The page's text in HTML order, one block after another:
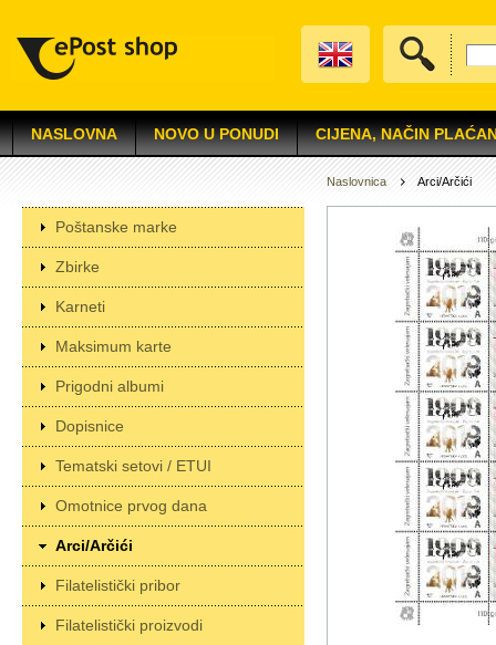
NASLOVNA NOVO U PONUDI CIJENA, NAČIN
Poštanske marke
Zbirke
Karneti
Maksimum karte
Prigodni albumi
Dopisnice
Tematski setovi / ETUI
Omotnice prvog dana
Arci/Arčići
Filatelistički pribor
Filatelistički proizvodi
Naslovnica Arci/Arčići